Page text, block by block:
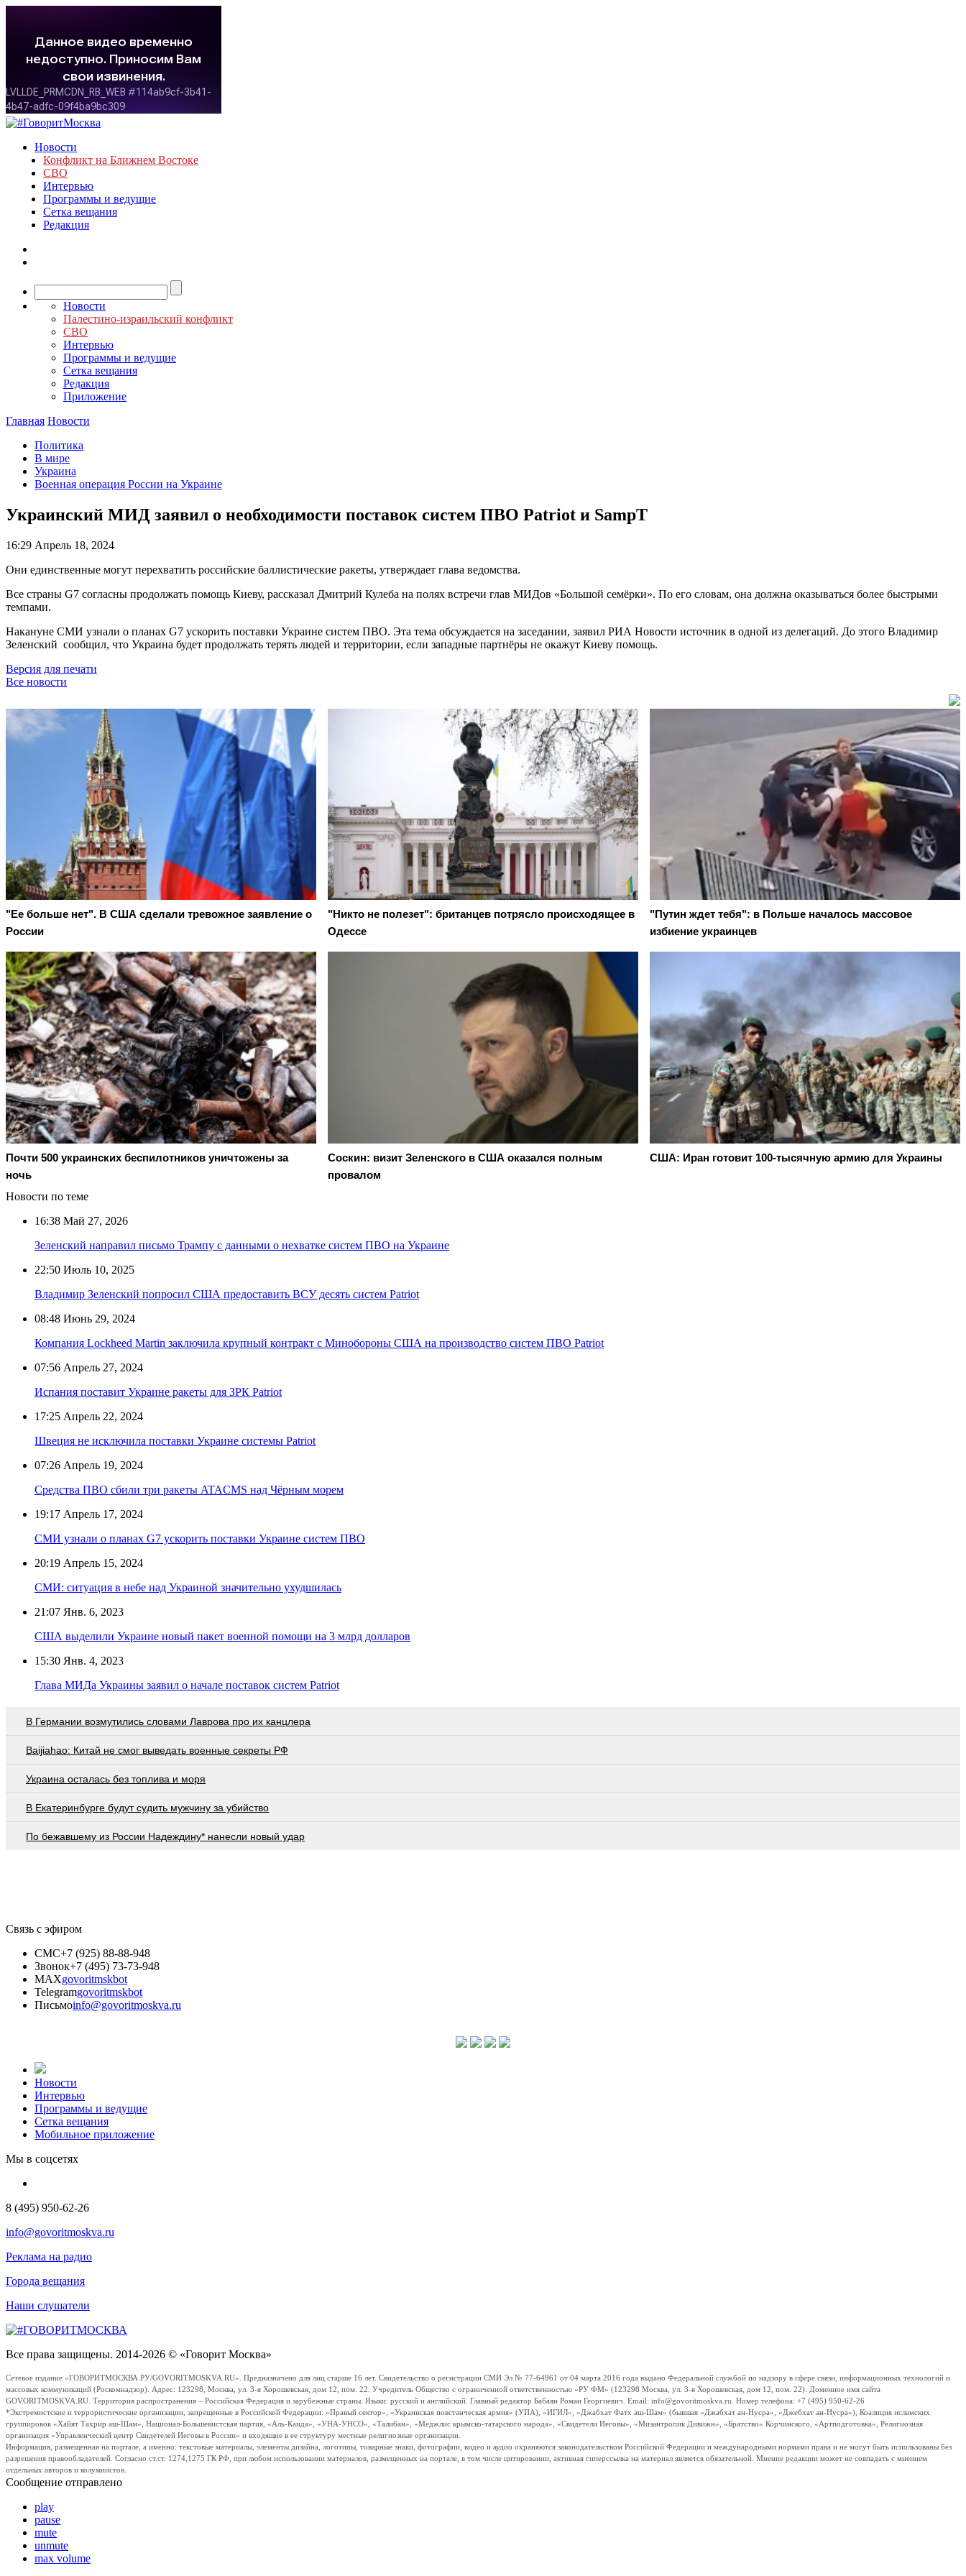
Новости
Конфликт на Ближнем Востоке
СВО
Интервью
Программы и ведущие
Сетка вещания
Редакция
Новости
Палестино-израильский конфликт
СВО
Интервью
Программы и ведущие
Сетка вещания
Редакция
Приложение
Главная Новости
Политика
В мире
Украина
Военная операция России на Украине
Украинский МИД заявил о необходимости поставок систем ПВО Patriot и SampT
16:29 Апрель 18, 2024
Они единственные могут перехватить российские баллистические ракеты, утверждает глава ведомства.
Все страны G7 согласны продолжать помощь Киеву, рассказал Дмитрий Кулеба на полях встречи глав МИДов «Большой семёрки». По его словам, она должна оказываться более быстрыми
темпами.
Накануне СМИ узнали о планах G7 ускорить поставки Украине систем ПВО. Эта тема обсуждается на заседании, заявил РИА Новости источник в одной из делегаций. До этого Владимир
Зеленский сообщил, что Украина будет продолжать терять людей и территории, если западные партнёры не окажут Киеву помощь.
Версия для печати
Все новости
"Ее больше нет". В США сделали тревожное заявление о
России
"Никто не полезет": британцев потрясло происходящее в
Одессе
"Путин ждет тебя": в Польше началось массовое
избиение украинцев
Почти 500 украинских беспилотников уничтожены за
ночь
Соскин: визит Зеленского в США оказался полным
провалом
США: Иран готовит 100-тысячную армию для Украины
Новости по теме
16:38 Май 27, 2026
Зеленский направил письмо Трампу с данными о нехватке систем ПВО на Украине
22:50 Июль 10, 2025
Владимир Зеленский попросил США предоставить ВСУ десять систем Patriot
08:48 Июнь 29, 2024
Компания Lockheed Martin заключила крупный контракт с Минобороны США на производство систем ПВО Patriot
07:56 Апрель 27, 2024
Испания поставит Украине ракеты для ЗРК Patriot
17:25 Апрель 22, 2024
Швеция не исключила поставки Украине системы Patriot
07:26 Апрель 19, 2024
Средства ПВО сбили три ракеты ATACMS над Чёрным морем
19:17 Апрель 17, 2024
СМИ узнали о планах G7 ускорить поставки Украине систем ПВО
20:19 Апрель 15, 2024
СМИ: ситуация в небе над Украиной значительно ухудшилась
21:07 Янв. 6, 2023
США выделили Украине новый пакет военной помощи на 3 млрд долларов
15:30 Янв. 4, 2023
Глава МИДа Украины заявил о начале поставок систем Patriot
В Германии возмутились словами Лаврова про их канцлера
Baijiahao: Китай не смог выведать военные секреты РФ
Украина осталась без топлива и моря
В Екатеринбурге будут судить мужчину за убийство
По бежавшему из России Надеждину* нанесли новый удар
Связь с эфиром
СМС+7 (925) 88-88-948
Звонок+7 (495) 73-73-948
MAXgovoritmskbot
Telegramgovoritmskbot
Письмоinfo@govoritmoskva.ru
Новости
Интервью
Программы и ведущие
Сетка вещания
Мобильное приложение
Мы в соцсетях
8 (495) 950-62-26
info@govoritmoskva.ru
Реклама на радио
Города вещания
Наши слушатели
Все права защищены. 2014-2026 © «Говорит Москва»
Сетевое издание «ГОВОРИТМОСКВА.РУ/GOVORITMOSKVA.RU». Предназначено для лиц старше 16 лет. Свидетельство о регистрации СМИ Эл № 77-64961 от 04 марта 2016 года выдано Федеральной службой по надзору в сфере связи, информационных технологий и
массовых коммуникаций (Роскомнадзор). Адрес: 123298, Москва, ул. 3-я Хорошевская, дом 12, пом. 22. Учредитель Общество с ограниченной ответственностью «РУ ФМ» (123298 Москва, ул. 3-я Хорошевская, дом 12, пом. 22). Доменное имя сайта
GOVORITMOSKVA.RU. Территория распространения – Российская Федерация и зарубежные страны. Языки: русский и английский. Главный редактор Бабаян Роман Георгиевич. Email: info@govoritmoskva.ru. Номер телефона: +7 (495) 950-62-26
*Экстремистские и террористические организации, запрещенные в Российской Федерации: «Правый сектор», «Украинская повстанческая армия» (УПА), «ИГИЛ», «Джабхат Фатх аш-Шам» (бывшая «Джабхат ан-Нусра», «Джебхат ан-Нусра»), Коалиция исламских
группировок «Хайят Тахрир аш-Шам», Национал-Большевистская партия, «Аль-Каида», «УНА-УНСО», «Талибан», «Меджлис крымско-татарского народа», «Свидетели Иеговы», «Мизантропик Дивижн», «Братство» Корчинского, «Артподготовка», Религиозная
организация «Управленческий центр Свидетелей Иеговы в России» и входящие в ее структуру местные религиозные организации.
Информация, размещенная на портале, а именно: текстовые материалы, элементы дизайна, логотипы, товарные знаки, фотографии, видео и аудио охраняются законодательством Российской Федерации и международными нормами права и не могут быть использованы без
разрешения правообладателей. Согласно ст.ст. 1274,1275 ГК РФ, при любом использовании материалов, размещенных на портале, в том числе цитировании, активная гиперссылка на материал является обязательной. Мнение редакции может не совпадать с мнением
отдельных авторов и колумнистов.
Сообщение отправлено
play
pause
mute
unmute
max volume